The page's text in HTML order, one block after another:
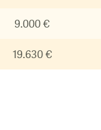
9.000 €
19.630 €